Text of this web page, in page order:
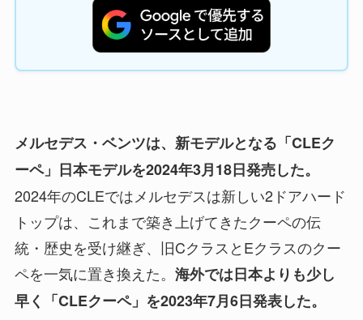
メルセデス・ベンツは、新モデルとなる「CLEク
ーペ」日本モデルを2024年3月18日発売した。
2024年のCLEではメルセデスは新しい2ドアハード
トップは、これまで築き上げてきたクーペの伝
統・歴史を受け継ぎ、旧CクラスとEクラスのクー
ペを一気に置き換えた。 海外では日本よりも少し
早く「CLEクーペ」を2023年7月6日発表した。